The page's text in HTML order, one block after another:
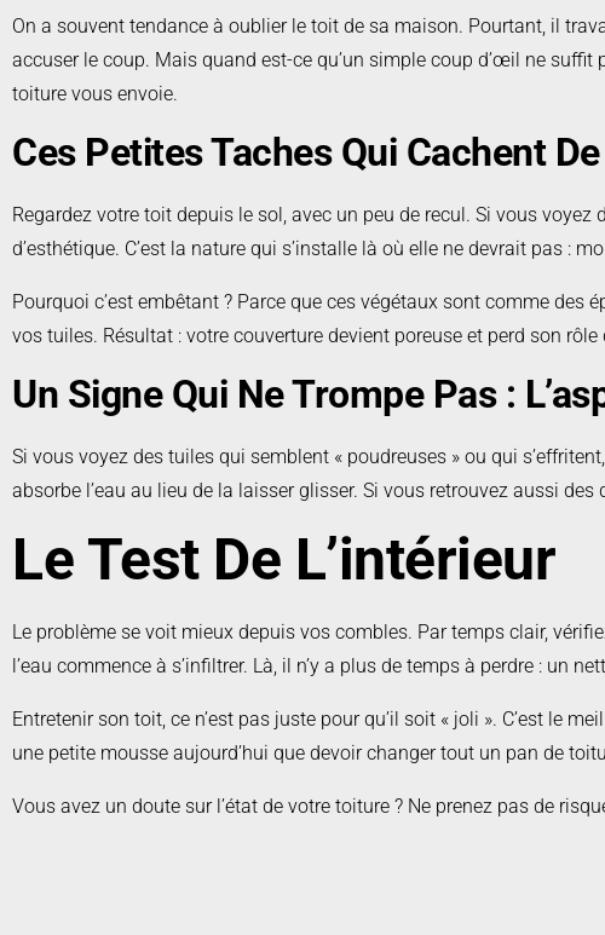
On a souvent tendance à oublier le toit de sa maison. Pourtant, il
accuser le coup. Mais quand est-ce qu’un simple coup d’œil ne
toiture vous envoie.
Ces Petites Taches Qui Cachent
Regardez votre toit depuis le sol, avec un peu de recul. Si vous
d’esthétique. C’est la nature qui s’installe là où elle ne devrait pas :
Pourquoi c’est embêtant ? Parce que ces végétaux sont comme des
vos tuiles. Résultat : votre couverture devient poreuse et perd son rôle
Un Signe Qui Ne Trompe Pas :
Si vous voyez des tuiles qui semblent « poudreuses » ou qui
absorbe l’eau au lieu de la laisser glisser. Si vous retrouvez aussi
Le Test De L’intérieur
Le problème se voit mieux depuis vos combles. Par temps clair,
l’eau commence à s’infiltrer. Là, il n’y a plus de temps à perdre : un
Entretenir son toit, ce n’est pas juste pour qu’il soit « joli ». C’est le
une petite mousse aujourd’hui que devoir changer tout un pan de
Vous avez un doute sur l’état de votre toiture ? Ne prenez pas de